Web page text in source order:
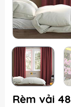
Rèm vải 48